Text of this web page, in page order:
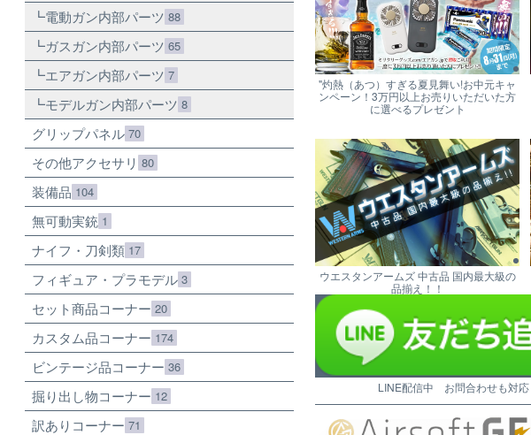
"灼熱（あつ）すぎる夏見舞い!お中元キャ
ンペーン！3万円以上お売りいただいた方
に選べるプレゼント
ウエスタンアームズ 中古品 国内最大級の
品揃え！！
LINE配信中 お問合わせも対応
電動ガン内部パーツ 88
ガスガン内部パーツ 65
エアガン内部パーツ 7
モデルガン内部パーツ 8
グリップパネル 70
その他アクセサリ 80
装備品 104
無可動実銃 1
ナイフ・刀剣類 17
フィギュア・プラモデル 3
セット商品コーナー 20
カスタム品コーナー 174
ビンテージ品コーナー 36
掘り出し物コーナー 12
訳ありコーナー 71